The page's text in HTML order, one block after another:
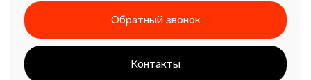
Обратный звонок
Контакты